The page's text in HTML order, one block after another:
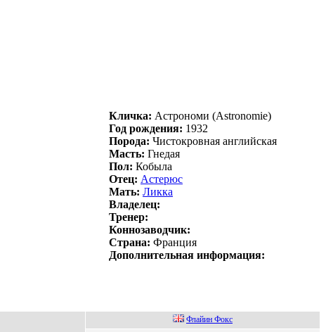
Кличка: Acтрoнoми (Astronomie)
Год рождения: 1932
Порода: Чистокровная английская
Масть: Гнедая
Пол: Кобыла
Отец: Астeрюс
Мать: Ликкa
Владелец:
Тренер:
Коннозаводчик:
Страна: Франция
Дополнительная информация:
Флайин Фокc